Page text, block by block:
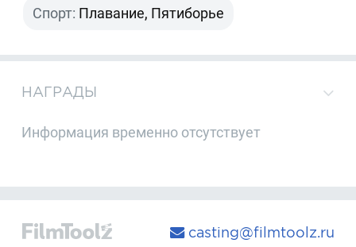
Спорт: Плавание, Пятиборье
НАГРАДЫ
Информация временно отсутствует
casting@filmtoolz.ru